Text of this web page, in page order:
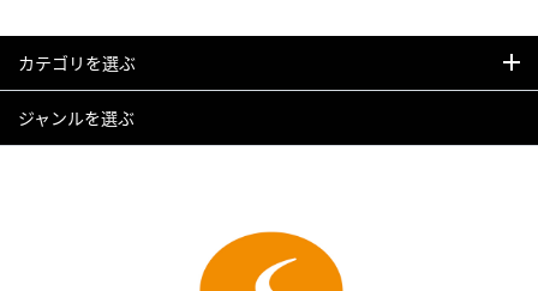
カテゴリを選ぶ
ジャンルを選ぶ